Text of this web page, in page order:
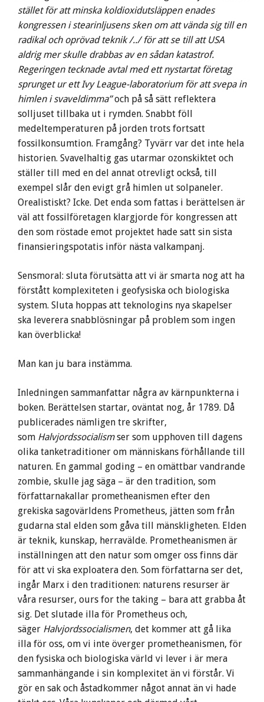
stället för att minska koldioxidutsläppen enades
kongressen i stearinljusens sken om att vända sig till en
radikal och oprövad teknik /../ för att se till att USA
aldrig mer skulle drabbas av en sådan katastrof.
Regeringen tecknade avtal med ett nystartat företag
sprunget ur ett Ivy League-laboratorium för att svepa in
himlen i svaveldimma”och på så sätt reflektera
solljuset tillbaka ut i rymden. Snabbt föll
medeltemperaturen på jorden trots fortsatt
fossilkonsumtion. Framgång? Tyvärr var det inte hela
historien. Svavelhaltig gas utarmar ozonskiktet och
ställer till med en del annat otrevligt också, till
exempel slår den evigt grå himlen ut solpaneler.
Orealistiskt? Icke. Det enda som fattas i berättelsen är
väl att fossilföretagen klargjorde för kongressen att
den som röstade emot projektet hade satt sin sista
finansieringspotatis inför nästa valkampanj.
Sensmoral: sluta förutsätta att vi är smarta nog att ha
förstått komplexiteten i geofysiska och biologiska
system. Sluta hoppas att teknologins nya skapelser
ska leverera snabblösningar på problem som ingen
kan överblicka!
Man kan ju bara instämma.
Inledningen sammanfattar några av kärnpunkterna i
boken. Berättelsen startar, oväntat nog, år 1789. Då
publicerades nämligen tre skrifter,
som Halvjordssocialismser som upphoven till dagens
olika tanketraditioner om människans förhållande till
naturen. En gammal goding – en omättbar vandrande
zombie, skulle jag säga – är den tradition, som
författarnakallar prometheanismen efter den
grekiska sagovärldens Prometheus, jätten som från
gudarna stal elden som gåva till mänskligheten. Elden
är teknik, kunskap, herravälde. Prometheanismen är
inställningen att den natur som omger oss finns där
för att vi ska exploatera den. Som författarna ser det,
ingår Marx i den traditionen: naturens resurser är
våra resurser, ours for the taking – bara att grabba åt
sig. Det slutade illa för Prometheus och,
säger Halvjordssocialismen, det kommer att gå lika
illa för oss, om vi inte överger prometheanismen, för
den fysiska och biologiska värld vi lever i är mera
sammanhängande i sin komplexitet än vi förstår. Vi
gör en sak och åstadkommer något annat än vi hade